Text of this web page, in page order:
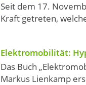
Seit dem 17.
Kraft getreten,
Elektromobilität:
Das Buch
Markus Lienkamp